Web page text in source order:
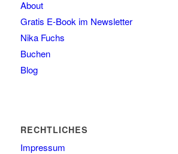
About
Gratis E-Book im Newsletter
Nika Fuchs
Buchen
Blog
RECHTLICHES
Impressum